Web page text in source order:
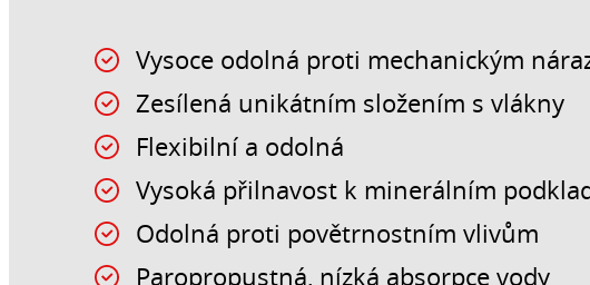
Vysoce odolná proti mechanickým
Zesílená unikátním složením s vlákny
Flexibilní a odolná
Vysoká přilnavost k minerálním
Odolná proti povětrnostním vlivům
Paropropustná, nízká absorpce vody